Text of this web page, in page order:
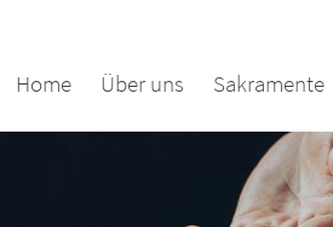
Home Über uns Sakramente